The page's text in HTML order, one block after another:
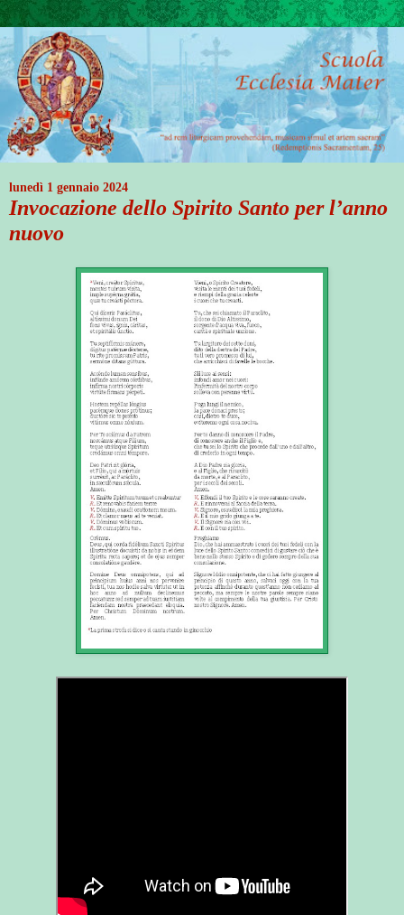
lunedì 1 gennaio 2024
Invocazione dello Spirito Santo per l’anno
nuovo